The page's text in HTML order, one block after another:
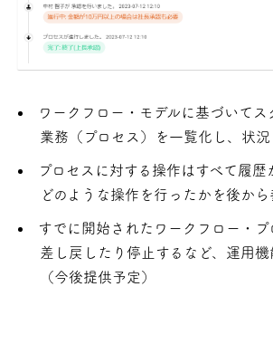
ワークフロー・モデルに基づいてス
業務（プロセス）を一覧化し、状況
プロセスに対する操作はすべて履歴
どのような操作を行ったかを後から
すでに開始されたワークフロー・プ
差し戻したり停止するなど、運用機
（今後提供予定）